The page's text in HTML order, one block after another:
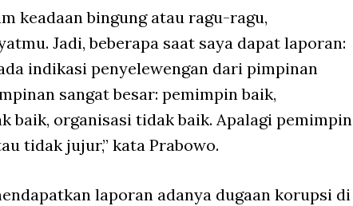
keadaan bingung atau ragu-ragu,
Jadi, beberapa saat saya dapat laporan:
indikasi penyelewengan dari pimpinan
sangat besar: pemimpin baik,
baik, organisasi tidak baik. Apalagi pemimpin
tidak jujur,” kata Prabowo.
laporan adanya dugaan korupsi di